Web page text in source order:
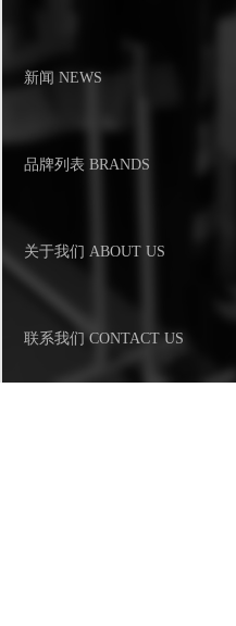
新闻 NEWS
品牌列表 BRANDS
关于我们 ABOUT US
联系我们 CONTACT US